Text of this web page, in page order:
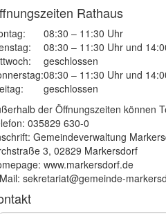
Rathaus
08:30 – 11:30 Uhr
08:30 – 11:30 Uhr und
geschlossen
08:30 – 11:30 Uhr und
geschlossen
der Öffnungszeiten können
035829 630-0
Gemeindeverwaltung
3, 02829 Markersdorf
www.markersdorf.de
sekretariat@gemeinde-